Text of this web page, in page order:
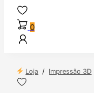
0
Loja / Impressão 3D